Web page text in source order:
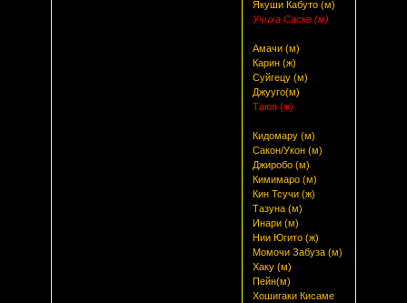
Якуши Кабуто (м)
Учиха Саске (м)
Амачи (м)
Карин (ж)
Суйгецу (м)
Джууго(м)
Таюя (ж)
Кидомару (м)
Сакон/Укон (м)
Джиробо (м)
Кимимаро (м)
Кин Тсучи (ж)
Тазуна (м)
Инари (м)
Нии Югито (ж)
Момочи Забуза (м)
Хаку (м)
Пейн(м)
Хошигаки Кисаме